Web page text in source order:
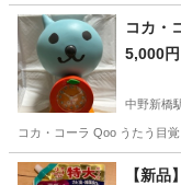
5,000円
中野新橋
コカ・コーラ Qoo うたう目
東京 中野区 中野新
【新